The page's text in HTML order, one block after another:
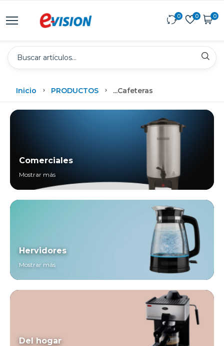
0 0 0
Inicio PRODUCTOS ...Cafeteras
Comerciales
Mostrar más
Hervidores
Mostrar más
Del hogar